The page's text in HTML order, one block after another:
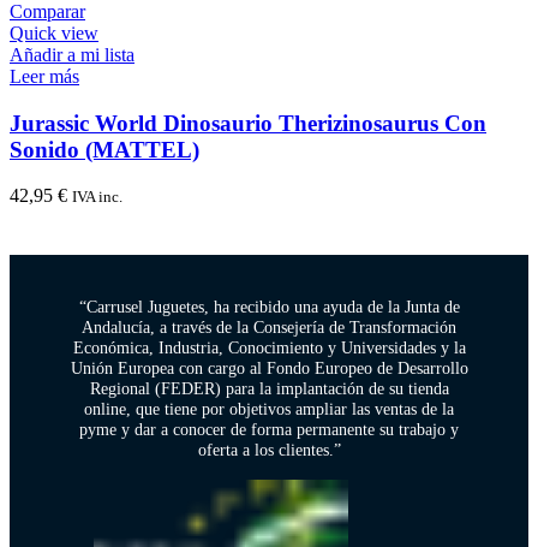
Comparar
Quick view
Añadir a mi lista
Leer más
Jurassic World Dinosaurio Therizinosaurus Con
Sonido (MATTEL)
42,95 € IVA inc.
“Carrusel Juguetes, ha recibido una ayuda de la Junta de
Andalucía, a través de la Consejería de Transformación
Económica, Industria, Conocimiento y Universidades y la
Unión Europea con cargo al Fondo Europeo de Desarrollo
Regional (FEDER) para la implantación de su tienda
online, que tiene por objetivos ampliar las ventas de la
pyme y dar a conocer de forma permanente su trabajo y
oferta a los clientes.”